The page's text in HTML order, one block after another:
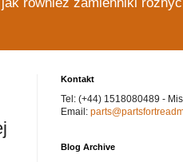
również zamienniki
Kontakt
Tel: (+44) 1518080489 -
Email:
Blog Archive